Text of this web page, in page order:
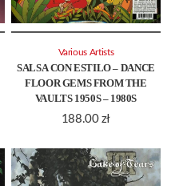
SALSA CON ESTILO – DANCE
FLOOR GEMS FROM THE
VAULTS 1950S – 1980S
188.00 zł
Various Artists